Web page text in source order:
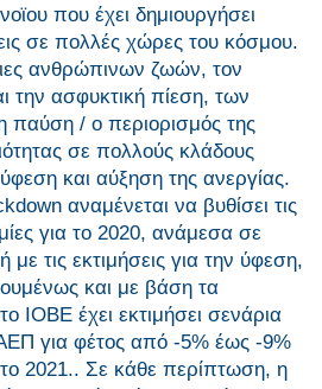
που έχει δημιουργήσει
σε πολλές χώρες του κόσμου.
ανθρώπινων ζωών, τον
την ασφυκτική πίεση, των
παύση / ο περιορισμός της
σε πολλούς κλάδους
και αύξηση της ανεργίας.
αναμένεται να βυθίσει τις
για το 2020, ανάμεσα σε
με τις εκτιμήσεις για την ύφεση,
και με βάση τα
ΙΟΒΕ έχει εκτιμήσει σενάρια
για φέτος από -5% έως -9%
2021.. Σε κάθε περίπτωση, η